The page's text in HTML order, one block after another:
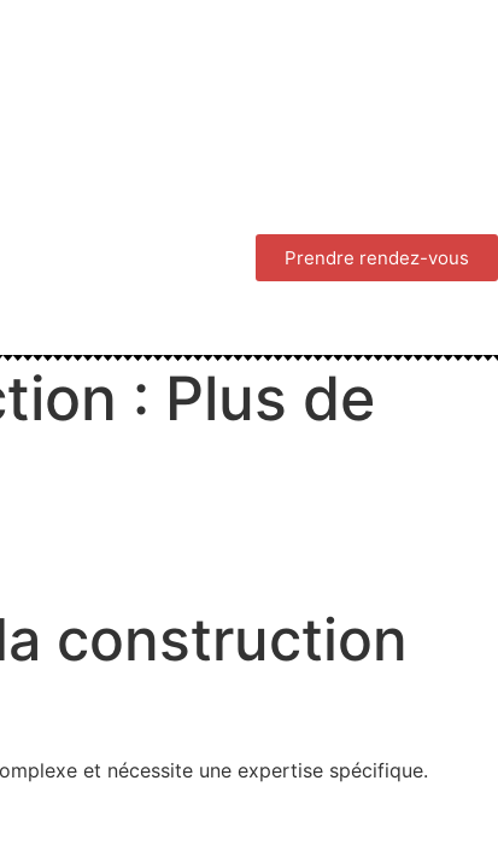
Prendre rendez-vous
: Plus de
construction
et nécessite une expertise spécifique.